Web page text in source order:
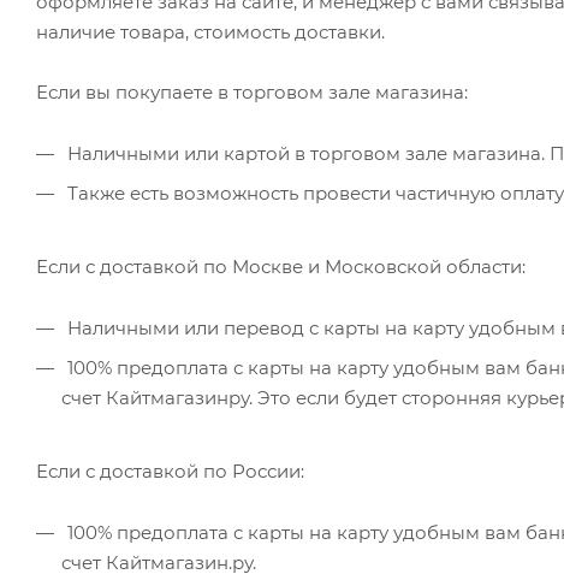
наличие товара, стоимость доставки.
Если вы покупаете в торговом зале магазина:
Наличными или картой в торговом зале магазина.
Также есть возможность провести частичную
Если с доставкой по Москве и Московской области:
Наличными или перевод с карты на карту удобным
100% предоплата с карты на карту удобным вам
счет Кайтмагазинру. Это если будет сторонняя
Если с доставкой по России:
100% предоплата с карты на карту удобным вам
счет Кайтмагазин.ру.